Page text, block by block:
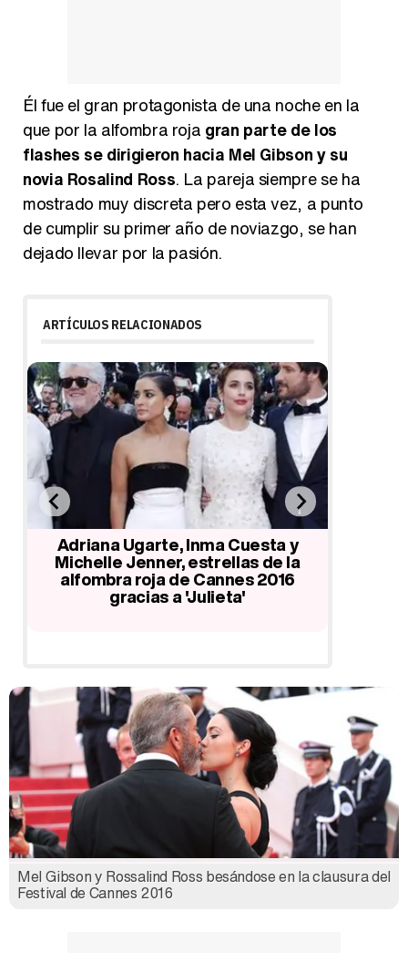
Él fue el gran protagonista de una noche en la
que por la alfombra roja gran parte de los
flashes se dirigieron hacia Mel Gibson y su
novia Rosalind Ross. La pareja siempre se ha
mostrado muy discreta pero esta vez, a punto
de cumplir su primer año de noviazgo, se han
dejado llevar por la pasión.
ARTÍCULOS RELACIONADOS
Adriana Ugarte, Inma Cuesta y
Michelle Jenner, estrellas de la
alfombra roja de Cannes 2016
gracias a 'Julieta'
Mel Gibson y Rossalind Ross besándose en la clausura del
Festival de Cannes 2016